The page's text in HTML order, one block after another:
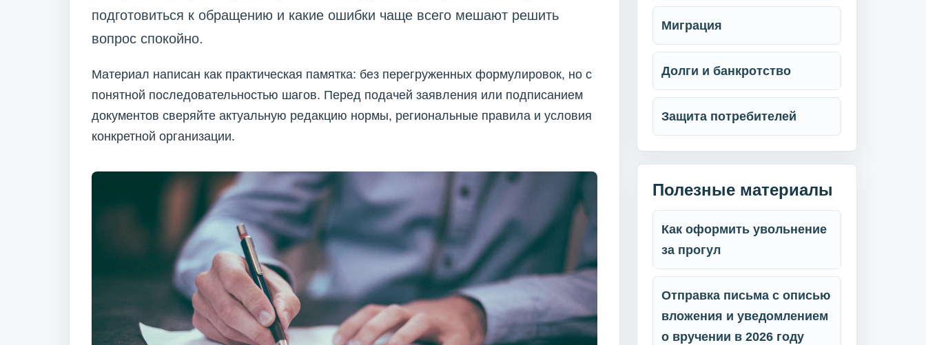
подготовиться к обращению и какие ошибки чаще всего мешают решить
вопрос спокойно.
Материал написан как практическая памятка: без перегруженных формулировок, но с
понятной последовательностью шагов. Перед подачей заявления или подписанием
документов сверяйте актуальную редакцию нормы, региональные правила и условия
конкретной организации.
Миграция
Долги и банкротство
Защита потребителей
Полезные материалы
Как оформить увольнение
за прогул
Отправка письма с описью
вложения и уведомлением
о вручении в 2026 году